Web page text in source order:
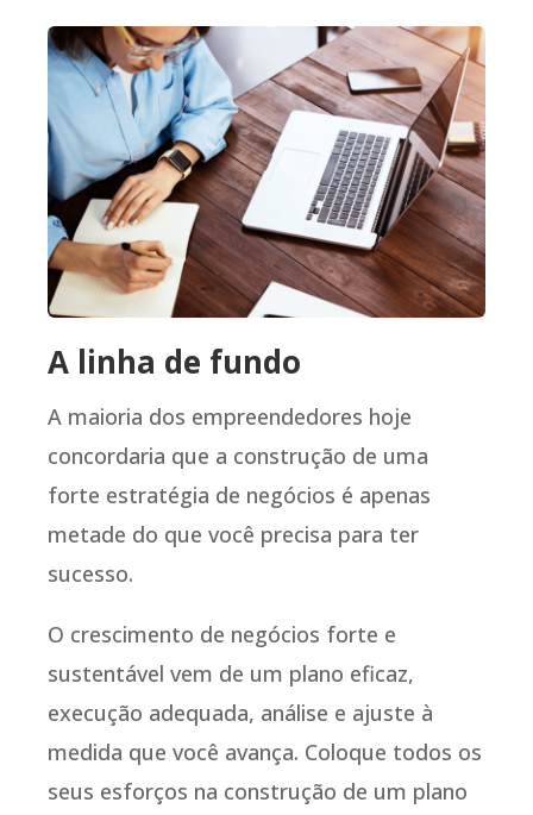
A linha de fundo
A maioria dos empreendedores hoje
concordaria que a construção de uma
forte estratégia de negócios é apenas
metade do que você precisa para ter
sucesso.
O crescimento de negócios forte e
sustentável vem de um plano eficaz,
execução adequada, análise e ajuste à
medida que você avança. Coloque todos os
seus esforços na construção de um plano